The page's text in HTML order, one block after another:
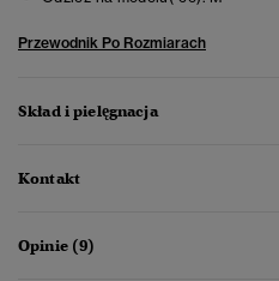
Przewodnik Po Rozmiarach
Skład i pielęgnacja
Kontakt
Opinie (9)